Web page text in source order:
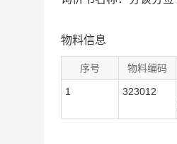
物料信息
序号 物料编码
1 323012